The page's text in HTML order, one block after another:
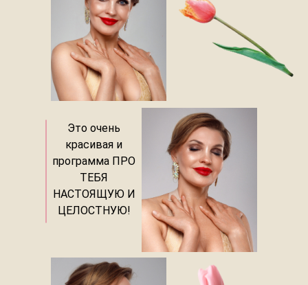
Это очень
красивая и
программа ПРО
ТЕБЯ
НАСТОЯЩУЮ И
ЦЕЛОСТНУЮ!